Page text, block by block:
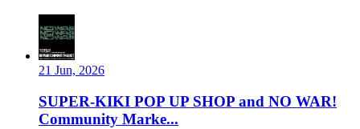
21 Jun, 2026
SUPER-KIKI POP UP SHOP and NO WAR!
Community Marke...